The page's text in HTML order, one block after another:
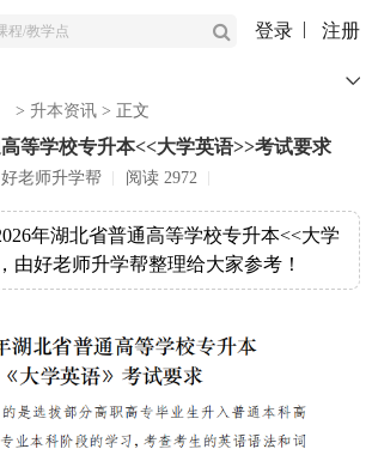
登录 注册
> 升本资讯 > 正文
等学校专升本<<大学英语>>考试要求
老师升学帮 阅读 2972
年湖北省普通高等学校专升本<<大学
由好老师升学帮整理给大家参考！